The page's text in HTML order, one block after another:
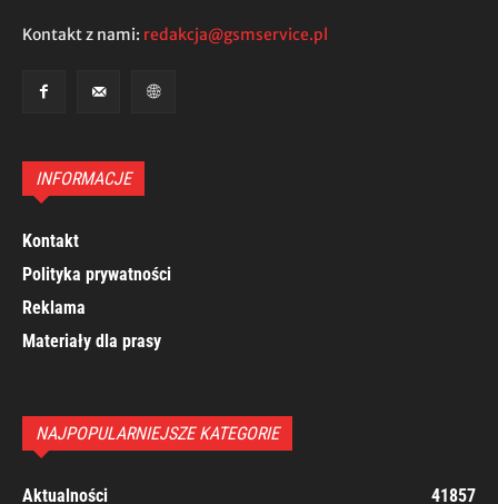
Kontakt z nami: redakcja@gsmservice.pl
INFORMACJE
Kontakt
Polityka prywatności
Reklama
Materiały dla prasy
NAJPOPULARNIEJSZE KATEGORIE
Aktualności 41857